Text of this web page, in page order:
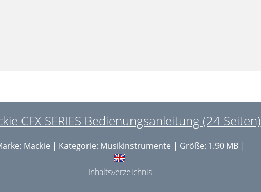
CFX SERIES Bedienungsanleitung (24 Seiten)
Mackie | Kategorie: Musikinstrumente | Größe: 1.90 MB |
Inhaltsverzeichnis